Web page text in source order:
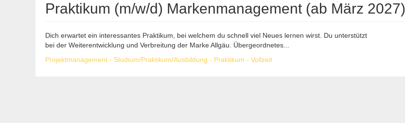
Praktikum (m/w/d) Markenmanagement (ab März 2027)
Dich erwartet ein interessantes Praktikum, bei welchem du schnell viel Neues lernen wirst. Du unterstützt
bei der Weiterentwicklung und Verbreitung der Marke Allgäu. Übergeordnetes...
Projektmanagement - Studium/Praktikum/Ausbildung - Praktikum - Vollzeit